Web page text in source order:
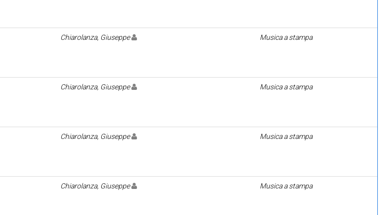
Chiarolanza, Giuseppe Musica a stampa
Chiarolanza, Giuseppe Musica a stampa
Chiarolanza, Giuseppe Musica a stampa
Chiarolanza, Giuseppe Musica a stampa